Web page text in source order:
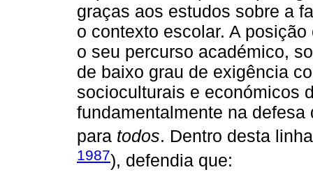
graças aos estudos sobre a
o contexto escolar. A
o seu percurso académico,
de baixo grau de exigência
socioculturais e económicos
fundamentalmente na
para todos. Dentro desta
1987), defendia que: